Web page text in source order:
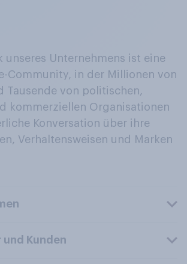
unseres Unternehmens ist eine
Community, in der Millionen von
Tausende von politischen,
kommerziellen Organisationen
Konversation über ihre
Verhaltensweisen und Marken
Kunden